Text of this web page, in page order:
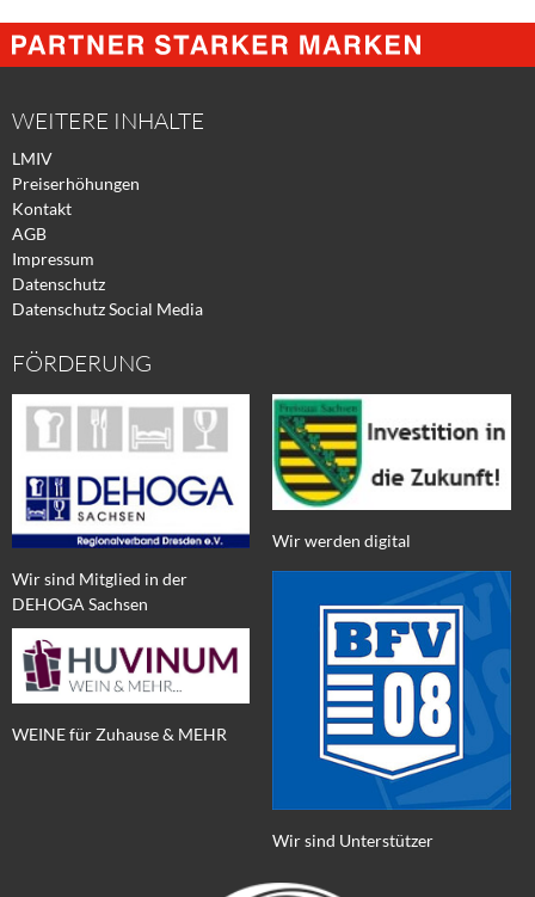
@
Facebook
@
Xing
@
Twitter
WEITERE INHALTE
LMIV
Preiserhöhungen
Kontakt
AGB
Impressum
Datenschutz
Datenschutz Social Media
FÖRDERUNG
Wir sind Mitglied in der
DEHOGA Sachsen
WEINE für Zuhause & MEHR
Wir werden digital
Wir sind Unterstützer